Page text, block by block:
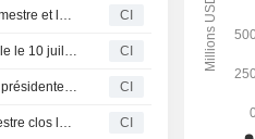
Tootsie Roll Industries, Inc. publie ses résultats pour le deuxième trimestre et le premier semestre clos le 30 juin 2025 CI
Tootsie Roll Industries, Inc. annonce un dividende trimestriel, payable le 10 juillet 2025. CI
Tootsie Roll Industries, Inc. nomme Karen Gordon Mills au poste de présidente et d'administratrice, à compter du 2 juin 2025 CI
Tootsie Roll Industries, Inc. publie ses résultats pour le premier trimestre clos le 31 mars 2025 CI